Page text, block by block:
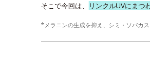
そこで今回は、 リンクルUVにまつ
*メラニンの生成を抑え、シミ・ソバカ